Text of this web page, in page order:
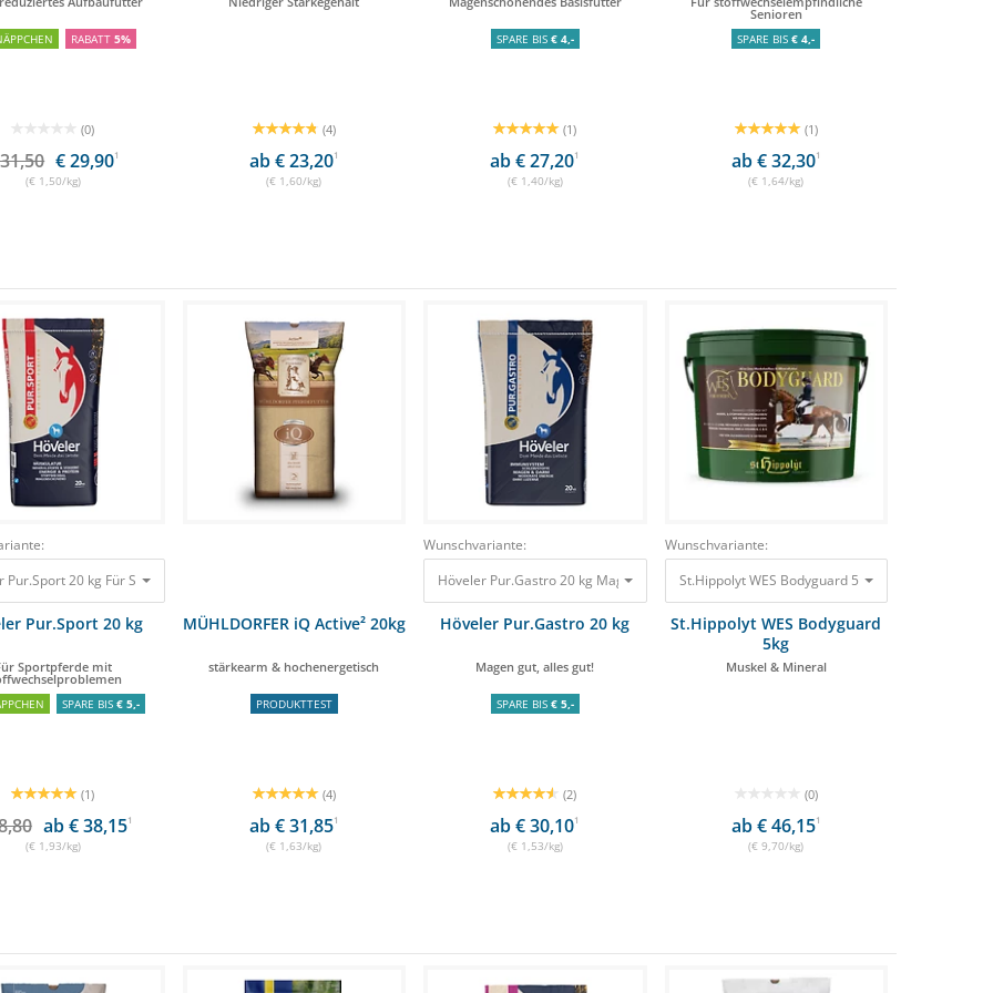
RABATT5%
(0)
€ 29,901
(€ 1,50/kg)
(4)
ab € 23,201
(€ 1,60/kg)
SPARE BIS € 4,-
(1)
ab € 27,201
(€ 1,40/kg)
Senioren
SPARE BIS€ 4,-
(1)
ab € 32,301
(€ 1,64/kg)
Pur.Sport 20 kg Für Sportpferde mit Stoffwechselproblemen
38,60 €
Pur.Sport 20 kg
Sportpferde mit
SPARE BIS€ 5,-
(1)
ab € 38,151
(€ 1,93/kg)
MÜHLDORFER iQ Active² 20kg
stärkearm & hochenergetisch
PRODUKTTEST
(4)
ab € 31,851
(€ 1,63/kg)
Wunschvariante:
Höveler Pur.Gastro 20 kg Magen gut, alles gut! 30,60 €
Höveler Pur.Gastro 20 kg
Magen gut, alles gut!
SPARE BIS € 5,-
(2)
ab € 30,101
(€ 1,53/kg)
Wunschvariante:
St.Hippolyt WES Bodyguard 5kg Muskel & Mineral
St.Hippolyt WES Bodyguard
5kg
Muskel & Mineral
(0)
ab € 46,151
(€ 9,70/kg)